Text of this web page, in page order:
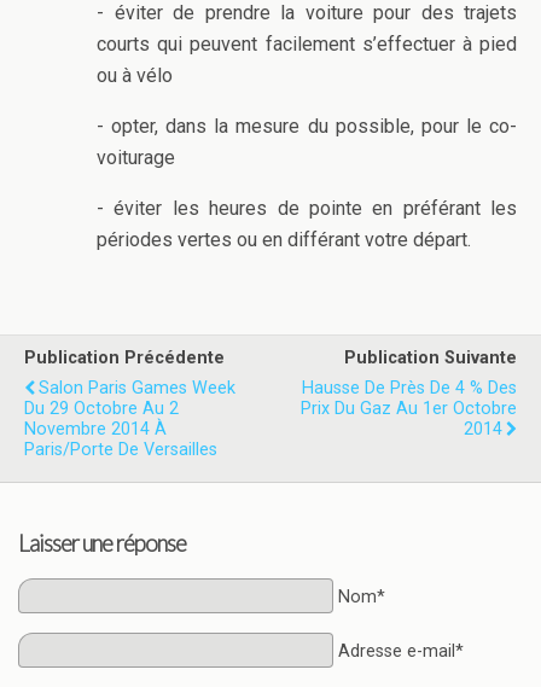
- éviter de prendre la voiture pour des trajets
courts qui peuvent facilement s’effectuer à pied
ou à vélo
- opter, dans la mesure du possible, pour le co-
voiturage
- éviter les heures de pointe en préférant les
périodes vertes ou en différant votre départ.
Publication Précédente
Salon Paris Games Week
Du 29 Octobre Au 2
Novembre 2014 À
Paris/Porte De Versailles
Publication Suivante
Hausse De Près De 4 % Des
Prix Du Gaz Au 1er Octobre
2014
Laisser une réponse
Nom*
Adresse e-mail*